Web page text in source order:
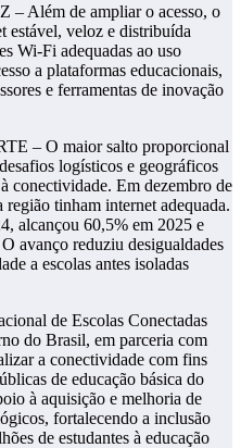
Além de ampliar o acesso, o
estável, veloz e distribuída
Wi-Fi adequadas ao uso
a plataformas educacionais,
e ferramentas de inovação
– O maior salto proporcional
logísticos e geográficos
conectividade. Em dezembro de
região tinham internet adequada.
alcançou 60,5% em 2025 e
avanço reduziu desigualdades
a escolas antes isoladas
de Escolas Conectadas
do Brasil, em parceria com
a conectividade com fins
de educação básica do
à aquisição e melhoria de
fortalecendo a inclusão
de estudantes à educação